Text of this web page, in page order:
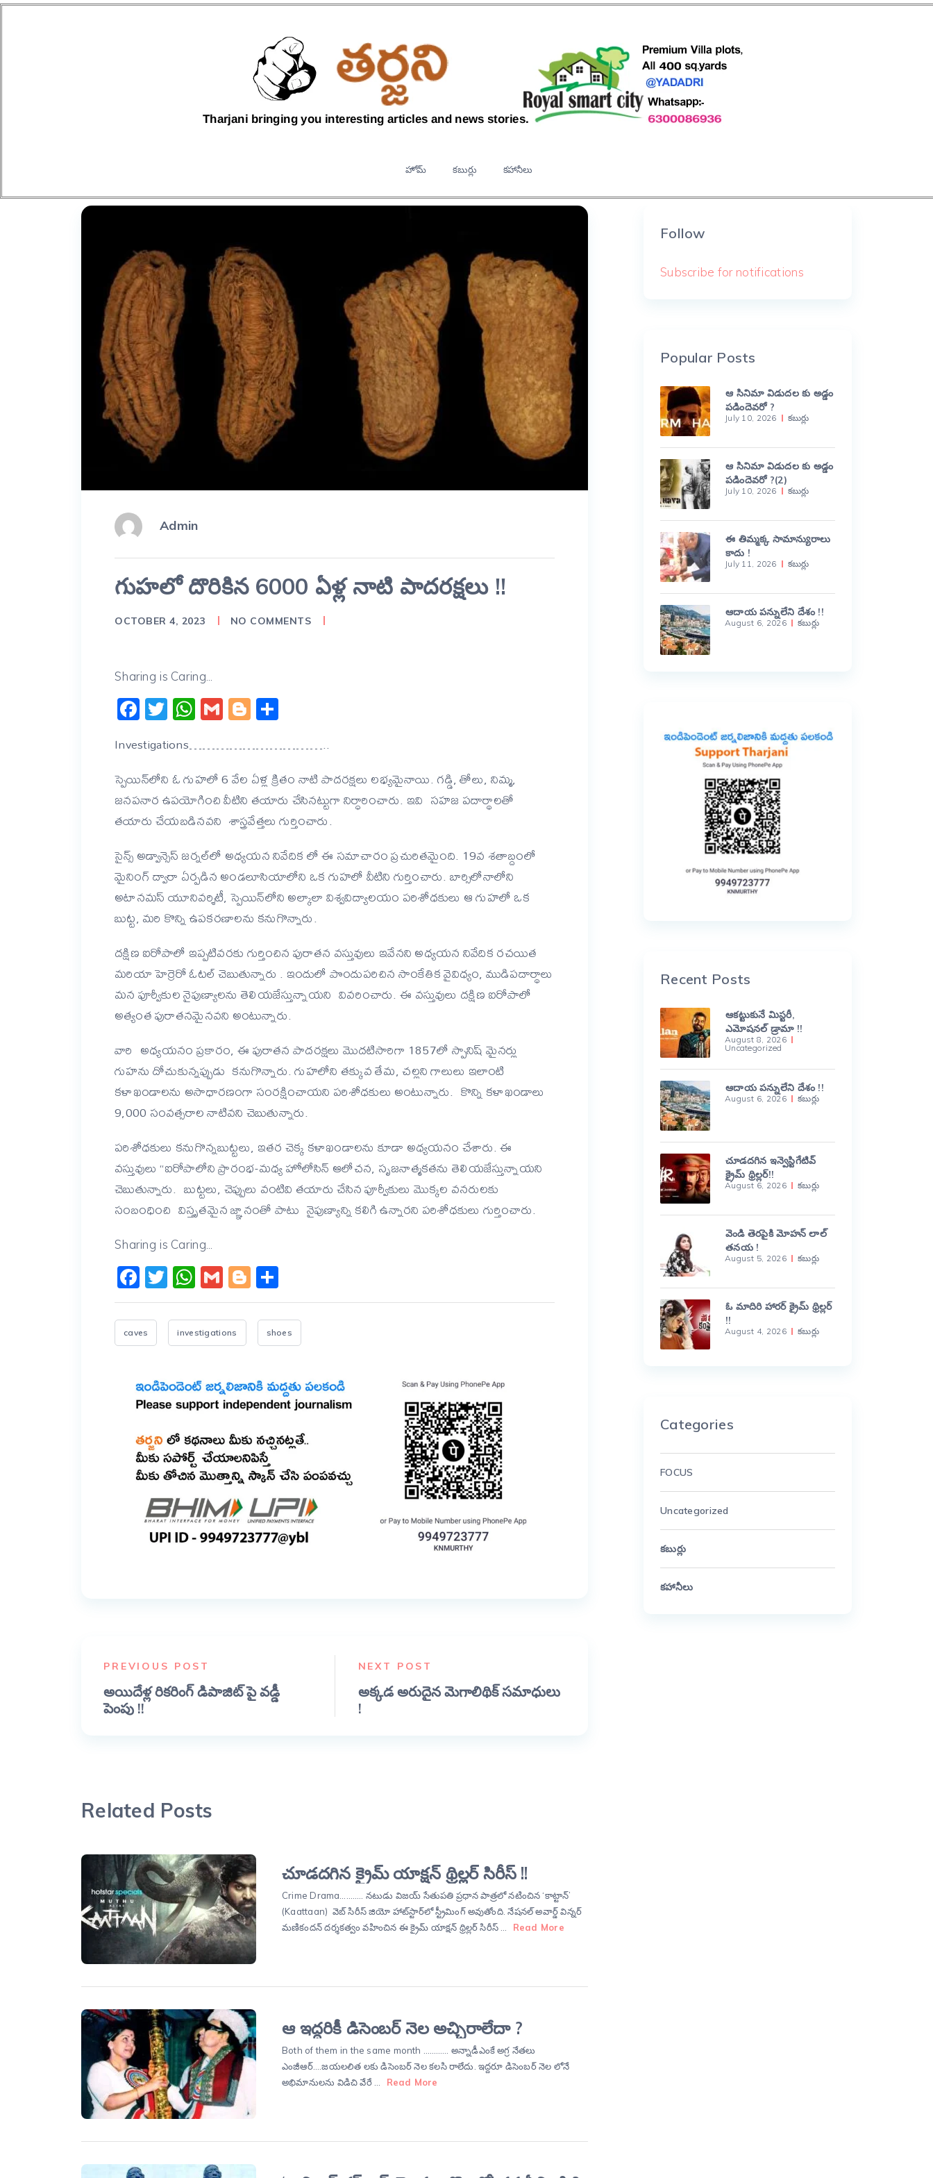
హోమ్ కబుర్లు కహానీలు
Admin
గుహలో దొరికిన 6000 ఏళ్ల నాటి పాదరక్షలు !!
OCTOBER 4, 2023 NO COMMENTS
Sharing is Caring...
Facebook
Twitter
WhatsApp
GmailBlogger
Investigations…………………………..
స్పెయిన్‌లోని ఓ గుహలో 6 వేల ఏళ్ల క్రితం నాటి పాదరక్షలు లభ్యమైనాయి. గడ్డి, తోలు, నిమ్మ,
జనపనార ఉపయోగించి వీటిని తయారు చేసినట్టుగా నిర్ధారించారు. ఇవి సహజ పదార్థాలతో
తయారు చేయబడినవని శాస్త్రవేత్తలు గుర్తించారు.
సైన్స్ అడ్వాన్సెస్ జర్నల్‌లో అధ్యయన నివేదిక లో ఈ సమాచారం ప్రచురితమైంది. 19వ శతాబ్దంలో
మైనింగ్ ద్వారా ఏర్పడిన అండలూసియాలోని ఒక గుహలో వీటిని గుర్తించారు. బార్సిలోనాలోని
అటానమస్ యూనివర్శిటీ, స్పెయిన్‌లోని అల్కాలా విశ్వవిద్యాలయం పరిశోధకులు ఆ గుహలో ఒక
బుట్ట, మరి కొన్ని ఉపకరణాలను కనుగొన్నారు.
దక్షిణ ఐరోపాలో ఇప్పటివరకు గుర్తించిన పురాతన వస్తువులు ఇవేనని అధ్యయన నివేదిక రచయిత
మరియా హెర్రెరో ఓటల్ చెబుతున్నారు . ఇందులో పొందుపరిచిన సాంకేతిక వైవిధ్యం, ముడిపదార్థాలు
మన పూర్వీకుల నైపుణ్యాలను తెలియజేస్తున్నాయని వివరించారు. ఈ వస్తువులు దక్షిణ ఐరోపాలో
అత్యంత పురాతనమైనవని అంటున్నారు.
వారి అధ్యయనం ప్రకారం, ఈ పురాతన పాదరక్షలు మొదటిసారిగా 1857లో స్పానిష్ మైనర్లు
గుహను దోచుకున్నప్పుడు కనుగొన్నారు. గుహలోని తక్కువ తేమ, చల్లని గాలులు ఇలాంటి
కళాఖండాలను అసాధారణంగా సంరక్షించాయని పరిశోధకులు అంటున్నారు. కొన్ని కళాఖండాలు
9,000 సంవత్సరాల నాటివని చెబుతున్నారు.
పరిశోధకులు కనుగొన్నబుట్టలు, ఇతర చెక్క కళాఖండాలను కూడా అధ్యయనం చేశారు. ఈ
వస్తువులు “ఐరోపాలోని ప్రారంభ-మధ్య హోలోసిన్ ఆలోచన, సృజనాత్మకతను తెలియజేస్తున్నాయని
చెబుతున్నారు. బుట్టలు, చెప్పులు వంటివి తయారు చేసిన పూర్వీకులు మొక్కల వనరులకు
సంబంధించి విస్తృతమైన జ్ఞానంతో పాటు నైపుణ్యాన్ని కలిగి ఉన్నారని పరిశోధకులు గుర్తించారు.
Sharing is Caring...
Facebook
Twitter
WhatsApp
GmailBlogger
caves investigations shoes
PREVIOUS POST
అయిదేళ్ల రికరింగ్ డిపాజిట్ పై వడ్డీ
పెంపు !!
NEXT POST
అక్కడ అరుదైన మెగాలిథిక్ సమాధులు
!
Related Posts
చూడదగిన క్రైమ్ యాక్షన్ థ్రిల్లర్ సిరీస్ !!
Crime Drama……….. నటుడు విజయ్ సేతుపతి ప్రధాన పాత్రలో నటించిన ‘కాట్టాన్’
(Kaattaan) వెబ్ సిరీస్ జియో హాట్‌స్టార్‌లో స్ట్రీమింగ్ అవుతోంది. నేషనల్ అవార్డ్ విన్నర్
మణికందన్ దర్శకత్వం వహించిన ఈ క్రైమ్ యాక్షన్ థ్రిల్లర్ సిరీస్ …
Read More
ఆ ఇద్దరికీ డిసెంబర్ నెల అచ్చిరాలేదా ?
Both of them in the same month ………… అన్నాడీఎంకే అగ్ర నేతలు
ఎంజీఆర్….జయలలిత లకు డిసెంబర్ నెల కలసి రాలేదు. ఇద్దరూ డిసెంబర్ నెల లోనే
అభిమానులను విడిచి వేరే …
Read More
Follow
Subscribe for notifications
Popular Posts
ఆ సినిమా విడుదల కు అడ్డం
పడిందెవరో ?
July 10, 2026 కబుర్లు
ఆ సినిమా విడుదల కు అడ్డం
పడిందెవరో ?(2)
July 10, 2026 కబుర్లు
ఈ తిమ్మక్క సామాన్యురాలు
కాదు !
July 11, 2026 కబుర్లు
ఆదాయ పన్నులేని దేశం !!
August 6, 2026 కబుర్లు
Recent Posts
ఆకట్టుకునే మిస్టరీ,
ఎమోషనల్ డ్రామా !!
August 8, 2026
Uncategorized
ఆదాయ పన్నులేని దేశం !!
August 6, 2026 కబుర్లు
చూడదగిన ఇన్వెస్టిగేటివ్
క్రైమ్ థ్రిల్లర్!!
August 6, 2026 కబుర్లు
వెండి తెరపైకి మోహన్ లాల్
తనయ !
August 5, 2026 కబుర్లు
ఓ మాదిరి హారర్ క్రైమ్ థ్రిల్లర్
!!
August 4, 2026 కబుర్లు
Categories
FOCUS
Uncategorized
కబుర్లు
కహానీలు